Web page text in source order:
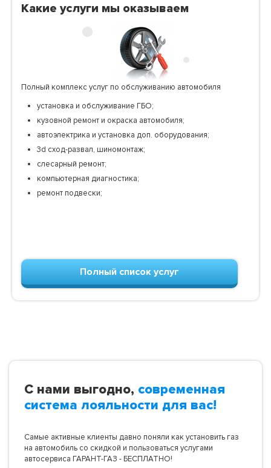
Какие услуги мы оказываем
Полный комплекс услуг по обслуживанию автомобиля
установка и обслуживание ГБО;
кузовной ремонт и окраска автомобиля;
автоэлектрика и установка доп. оборудования;
3d сход-развал, шиномонтаж;
слесарный ремонт;
компьютерная диагностика;
ремонт подвески;
Полный список услуг
С нами выгодно, современная
система лояльности для вас!
Самые активные клиенты давно поняли как установить газ
на автомобиль со скидкой и пользоваться услугами
автосервиса ГАРАНТ-ГАЗ - БЕСПЛАТНО!